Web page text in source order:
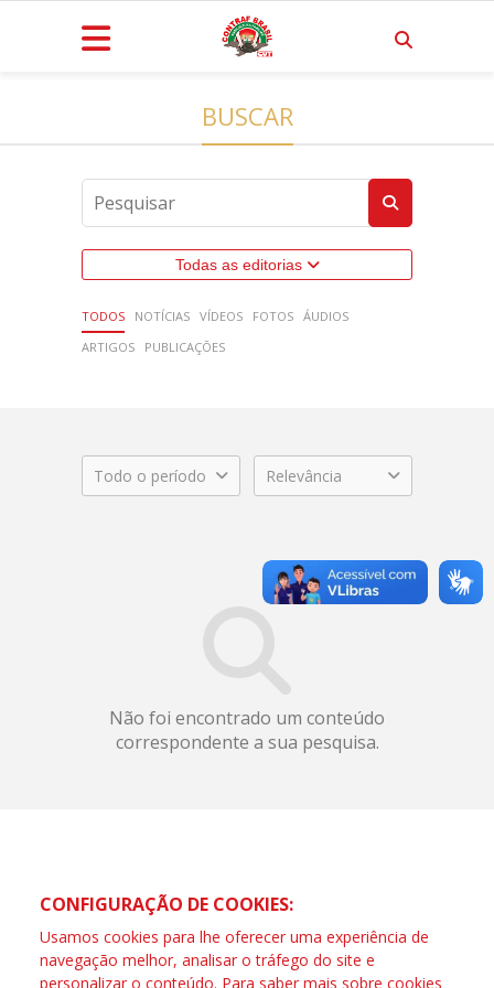
BUSCAR
Todas as editorias
TODOS NOTÍCIAS VÍDEOS FOTOS ÁUDIOS
ARTIGOS
PUBLICAÇÕES
Todo o período Relevância
Não foi encontrado um conteúdo
correspondente a sua pesquisa.
CONFIGURAÇÃO DE COOKIES:
Usamos cookies para lhe oferecer uma experiência de
navegação melhor, analisar o tráfego do site e
personalizar o conteúdo. Para saber mais sobre cookies